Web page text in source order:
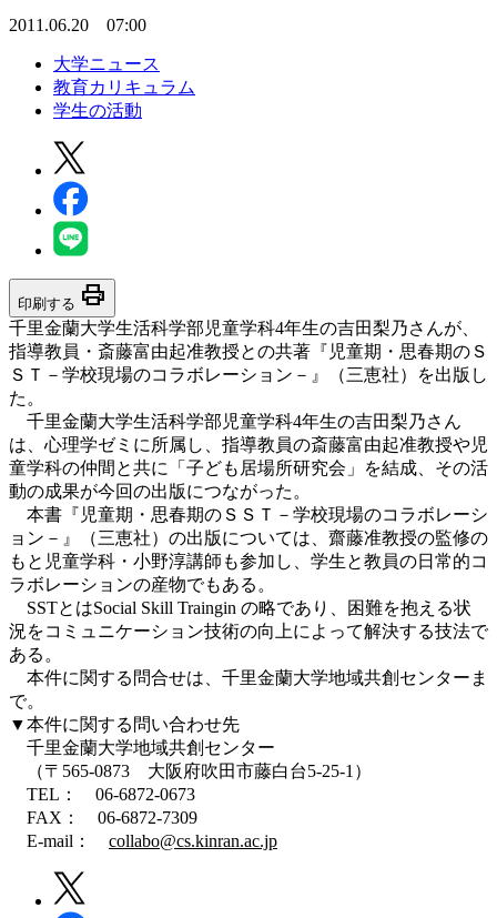
2011.06.20 07:00
大学ニュース
教育カリキュラム
学生の活動
印刷する print
千里金蘭大学生活科学部児童学科4年生の吉田梨乃さんが、
指導教員・斎藤富由起准教授との共著『児童期・思春期のＳ
ＳＴ－学校現場のコラボレーション－』（三恵社）を出版し
た。
千里金蘭大学生活科学部児童学科4年生の吉田梨乃さん
は、心理学ゼミに所属し、指導教員の斎藤富由起准教授や児
童学科の仲間と共に「子ども居場所研究会」を結成、その活
動の成果が今回の出版につながった。
本書『児童期・思春期のＳＳＴ－学校現場のコラボレーシ
ョン－』（三恵社）の出版については、齋藤准教授の監修の
もと児童学科・小野淳講師も参加し、学生と教員の日常的コ
ラボレーションの産物でもある。
SSTとはSocial Skill Traingin の略であり、困難を抱える状
況をコミュニケーション技術の向上によって解決する技法で
ある。
本件に関する問合せは、千里金蘭大学地域共創センターま
で。
▼本件に関する問い合わせ先
千里金蘭大学地域共創センター
（〒565-0873 大阪府吹田市藤白台5-25-1）
TEL： 06-6872-0673
FAX： 06-6872-7309
E-mail： collabo@cs.kinran.ac.jp